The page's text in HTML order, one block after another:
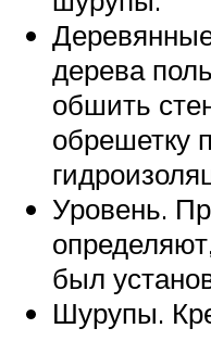
дерева
обшить
обрешетку
Уровень.
был
Шурупы.